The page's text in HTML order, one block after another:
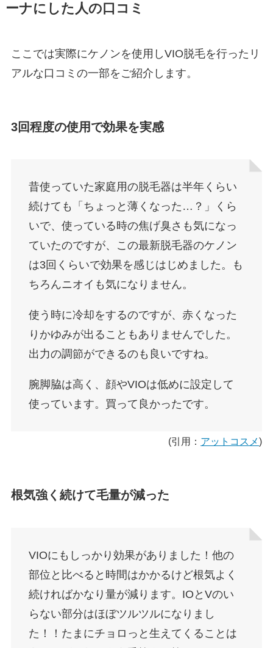
ーナにした人の口コミ
ここでは実際にケノンを使用しVIO脱毛を行ったリ
アルな口コミの一部をご紹介します。
3回程度の使用で効果を実感
昔使っていた家庭用の脱毛器は半年くらい
続けても「ちょっと薄くなった…？」くら
いで、使っている時の焦げ臭さも気になっ
ていたのですが、この最新脱毛器のケノン
は3回くらいで効果を感じはじめました。も
ちろんニオイも気になりません。
使う時に冷却をするのですが、赤くなった
りかゆみが出ることもありませんでした。
出力の調節ができるのも良いですね。
腕脚脇は高く、顔やVIOは低めに設定して
使っています。買って良かったです。
(引用： アットコスメ)
根気強く続けて毛量が減った
VIOにもしっかり効果がありました！他の
部位と比べると時間はかかるけど根気よく
続ければかなり量が減ります。IOとVのい
らない部分はほぼツルツルになりまし
た！！たまにチョロっと生えてくることは